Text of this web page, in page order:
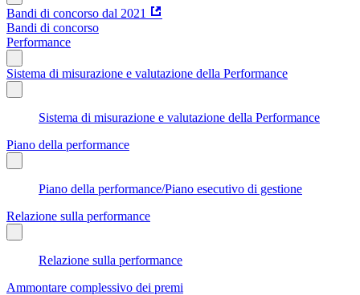
Bandi di concorso dal 2021
Bandi di concorso
Performance
Sistema di misurazione e valutazione della Performance
Sistema di misurazione e valutazione della Performance
Piano della performance
Piano della performance/Piano esecutivo di gestione
Relazione sulla performance
Relazione sulla performance
Ammontare complessivo dei premi